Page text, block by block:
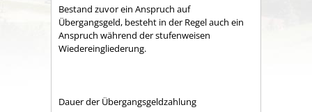
Bestand zuvor ein Anspruch auf
Übergangsgeld, besteht in der Regel auch ein
Anspruch während der stufenweisen
Wiedereingliederung.
Dauer der Übergangsgeldzahlung